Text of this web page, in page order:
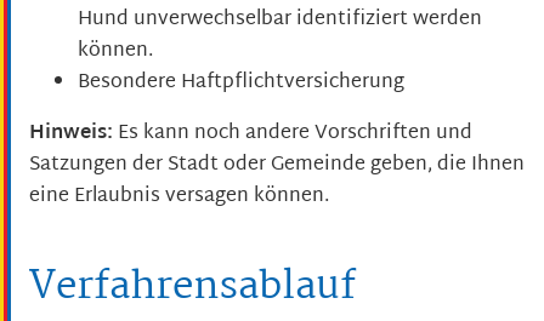
Hund unverwechselbar identifiziert werden
können.
Besondere Haftpflichtversicherung
Hinweis: Es kann noch andere Vorschriften und
Satzungen der Stadt oder Gemeinde geben, die Ihnen
eine Erlaubnisversagen können.
Verfahrensablauf